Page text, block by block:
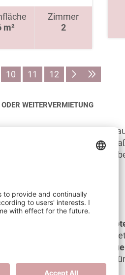
m²
Zimmer
2
10 11 12
WEITERVERMIETUNG
der Eigennutzung als
Lage und Größe
und Mietinteressenten
LUKRATIVE RENDITEN
hohes
um regelmäßige
Investor von diversen
zu kaufen, lohnt sich also